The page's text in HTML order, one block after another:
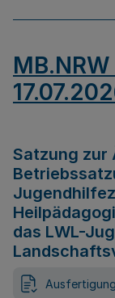
Satzung zur
das LWL-